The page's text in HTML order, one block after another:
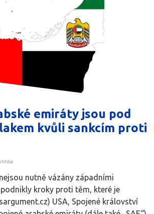
emiráty jsou pod
kvůli sankcím proti
nutně vázány západními
podnikly kroky proti těm, které je
USA, Spojené království